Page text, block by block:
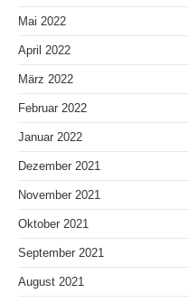
Mai 2022
April 2022
März 2022
Februar 2022
Januar 2022
Dezember 2021
November 2021
Oktober 2021
September 2021
August 2021